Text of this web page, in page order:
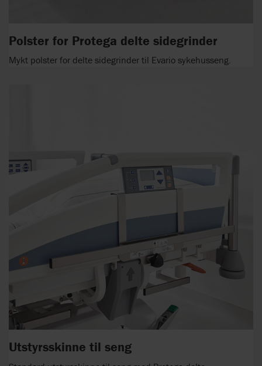
Polster for Protega delte sidegrinder
Mykt polster for delte sidegrinder til Evario sykehusseng.
Utstyrsskinne til seng